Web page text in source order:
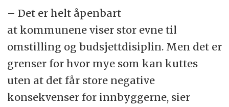
– Det er helt åpenbart
at kommunene viser stor evne til
omstilling og budsjettdisiplin. Men det er
grenser for hvor mye som kan kuttes
uten at det får store negative
konsekvenser for innbyggerne, sier